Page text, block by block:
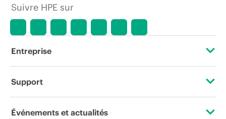
les prix à tout moment pour diverses
raisons, notamment, mais sans s’y limiter,
l’arrêt d’un produit, la disponibilité
période de promotion et des erreurs
dans les publicités.
Suivre HPE sur
Entreprise
À propos de HPE
Support
Services d’assistance opérationnelle (OSS)
Événements et actualités